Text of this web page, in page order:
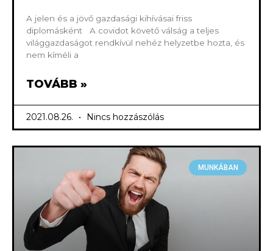
A jelen és a jövő gazdasági kihívásai friss
diplomásként A covidot követő válság a teljes
világgazdaságot rendkívül nehéz helyzetbe hozta, és
nem kíméli a
TOVÁBB »
2021.08.26. Nincs hozzászólás
MUNKÁBAN